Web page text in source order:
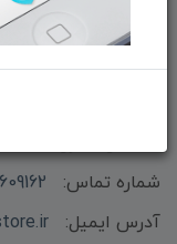
شماره تماس:
آدرس ایمیل: